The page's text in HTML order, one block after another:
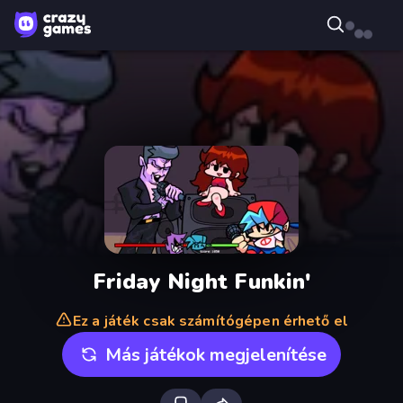
Friday Night Funkin'
Ez a játék csak számítógépen érhető el
Más játékok megjelenítése